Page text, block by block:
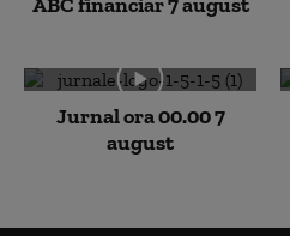
Jurnal ora 00.00 7
august